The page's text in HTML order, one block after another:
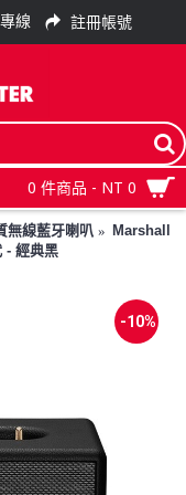
線 註冊帳號
0 件商品 - NT 0
無線藍牙喇叭
Marshall
- 經典黑
-10%